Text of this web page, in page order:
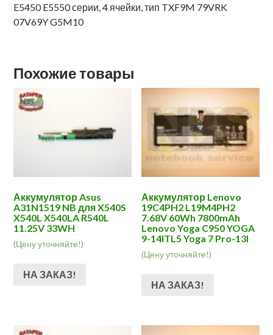
E5450 E5550 серии, 4 ячейки, тип TXF9M 79VRK
07V69Y G5M10
Похожие товары
Аккумулятор Asus
A31N1519 NB для X540S
X540L X540LA R540L
11.25V 33WH
(Цену уточняйте!)
НА ЗАКАЗ!
Аккумулятор Lenovo
19C4PH2 L19M4PH2
7.68V 60Wh 7800mAh
Lenovo Yoga C950 YOGA
9-14ITL5 Yoga 7 Pro-13I
(Цену уточняйте!)
НА ЗАКАЗ!